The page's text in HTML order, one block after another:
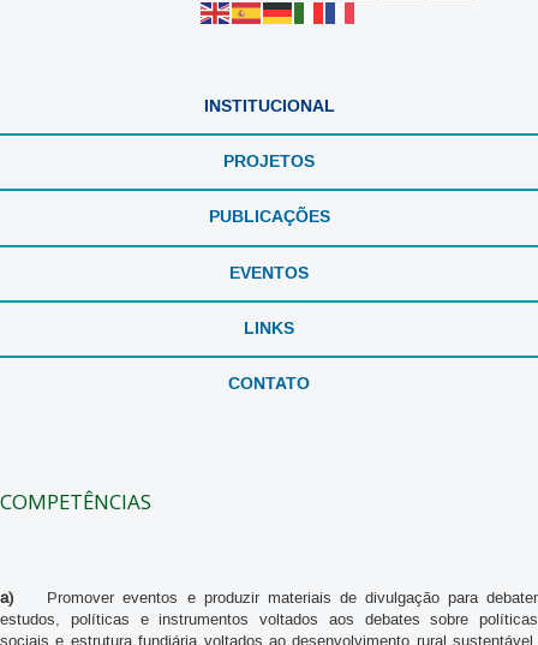
INSTITUCIONAL
PROJETOS
PUBLICAÇÕES
EVENTOS
LINKS
CONTATO
COMPETÊNCIAS
a) Promover eventos e produzir materiais de divulgação para debater
estudos, políticas e instrumentos voltados aos debates sobre políticas
sociais e estrutura fundiária voltados ao desenvolvimento rural sustentável,